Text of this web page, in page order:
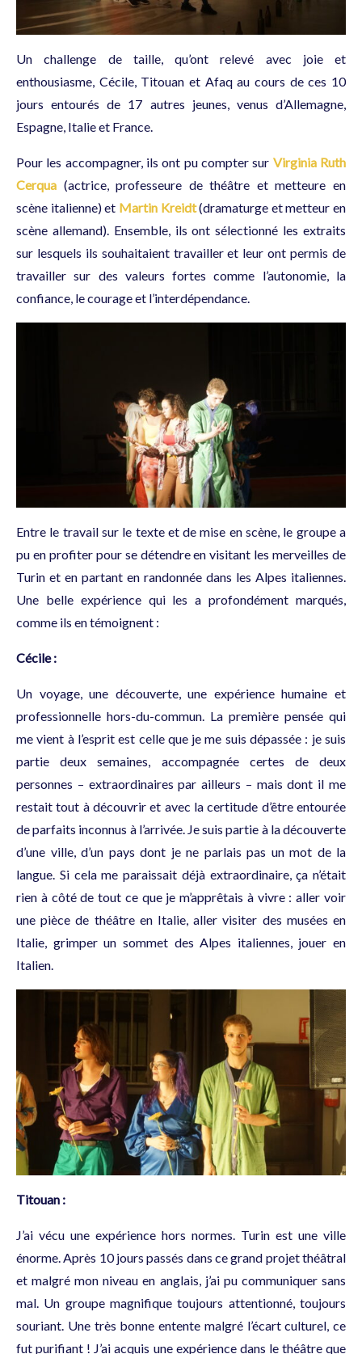
Un challenge de taille, qu’ont relevé avec joie et
enthousiasme, Cécile, Titouan et Afaq au cours de ces 10
jours entourés de 17 autres jeunes, venus d’Allemagne,
Espagne, Italie et France.
Pour les accompagner, ils ont pu compter sur Virginia Ruth
Cerqua (actrice, professeure de théâtre et metteure en
scène italienne) et Martin Kreidt(dramaturge et metteur en
scène allemand). Ensemble, ils ont sélectionné les extraits
sur lesquels ils souhaitaient travailler et leur ont permis de
travailler sur des valeurs fortes comme l’autonomie, la
confiance, le courage et l’interdépendance.
Entre le travail sur le texte et de mise en scène, le groupe a
pu en profiter pour se détendre en visitant les merveilles de
Turin et en partant en randonnée dans les Alpes italiennes.
Une belle expérience qui les a profondément marqués,
comme ils en témoignent :
Cécile :
Un voyage, une découverte, une expérience humaine et
professionnelle hors-du-commun. La première pensée qui
me vient à l’esprit est celle que je me suis dépassée : je suis
partie deux semaines, accompagnée certes de deux
personnes – extraordinaires par ailleurs – mais dont il me
restait tout à découvrir et avec la certitude d’être entourée
de parfaits inconnus à l’arrivée. Je suis partie à la découverte
d’une ville, d’un pays dont je ne parlais pas un mot de la
langue. Si cela me paraissait déjà extraordinaire, ça n’était
rien à côté de tout ce que je m’apprêtais à vivre : aller voir
une pièce de théâtre en Italie, aller visiter des musées en
Italie, grimper un sommet des Alpes italiennes, jouer en
Italien.
Titouan :
J’ai vécu une expérience hors normes. Turin est une ville
énorme. Après 10 jours passés dans ce grand projet théâtral
et malgré mon niveau en anglais, j’ai pu communiquer sans
mal. Un groupe magnifique toujours attentionné, toujours
souriant. Une très bonne entente malgré l’écart culturel, ce
fut purifiant ! J’ai acquis une expérience dans le théâtre que